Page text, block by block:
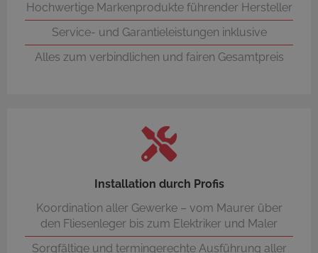
Hochwertige Markenprodukte führender Hersteller
Service- und Garantieleistungen inklusive
Alles zum verbindlichen und fairen Gesamtpreis
Installation durch Profis
Koordination aller Gewerke – vom Maurer über
den Fliesenleger bis zum Elektriker und Maler
Sorgfältige und termingerechte Ausführung aller